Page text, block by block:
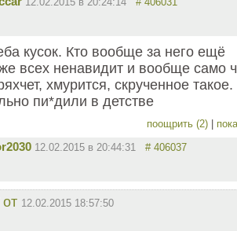
кусок. Кто вообще за него ещё
всех ненавидит и вообще само
хмурится, скрученное такое.
пи*дили в детстве
поощрить (2)
12.02.2015 в 20:44:31 # 406037
от 12.02.2015 18:57:50